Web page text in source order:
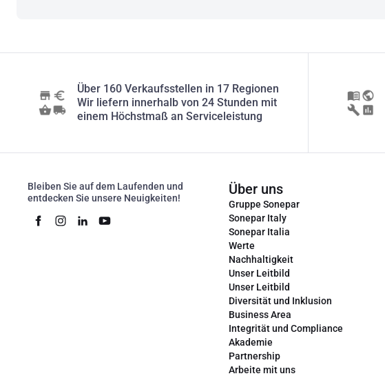
Über 160 Verkaufsstellen in 17 Regionen
Wir liefern innerhalb von 24 Stunden mit
einem Höchstmaß an Serviceleistung
Bleiben Sie auf dem Laufenden und
entdecken Sie unsere Neuigkeiten!
Über uns
Gruppe Sonepar
Sonepar Italy
Sonepar Italia
Werte
Nachhaltigkeit
Unser Leitbild
Unser Leitbild
Diversität und Inklusion
Business Area
Integrität und Compliance
Akademie
Partnership
Arbeite mit uns